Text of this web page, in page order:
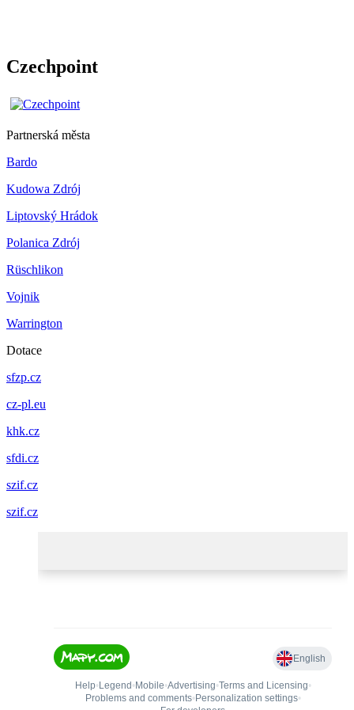
Czechpoint
Partnerská města
Bardo
Kudowa Zdrój
Liptovský Hrádok
Polanica Zdrój
Rüschlikon
Vojnik
Warrington
Dotace
sfzp.cz
cz-pl.eu
khk.cz
sfdi.cz
szif.cz
szif.cz